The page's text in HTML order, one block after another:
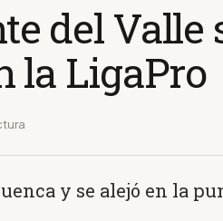
del Valle
la LigaPro
y se alejó en la